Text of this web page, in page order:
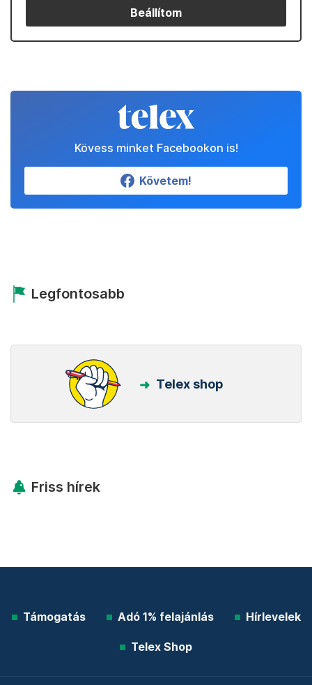
Beállítom
Kövess minket Facebookon is!
Követem!
Legfontosabb
Telex shop
Friss hírek
Támogatás Adó 1% felajánlás Hírlevelek
Telex Shop